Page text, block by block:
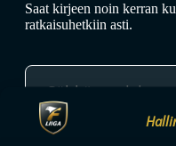
Saat kirjeen noin kerran
ratkaisuhetkiin asti.